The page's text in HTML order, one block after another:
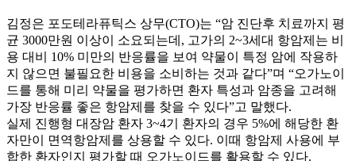
김정은 포도테라퓨틱스 상무(CTO)는 “암 진단후 치료까지 평
균 3000만원 이상이 소요되는데, 고가의 2~3세대 항암제는 비
용 대비 10% 미만의 반응률을 보여 약물이 특정 암에 작용하
지 않으면 불필요한 비용을 소비하는 것과 같다”며 “오가노이
드를 통해 미리 약물을 평가하면 환자 특성과 암종을 고려해
가장 반응률 좋은 항암제를 찾을 수 있다”고 말했다.
실제 진행형 대장암 환자 3~4기 환자의 경우 5%에 해당한 환
자만이 면역항암제를 상용할 수 있다. 이때 항암제 사용에 부
합한 환자인지 평가할 때 오가노이드를 활용할 수 있다.